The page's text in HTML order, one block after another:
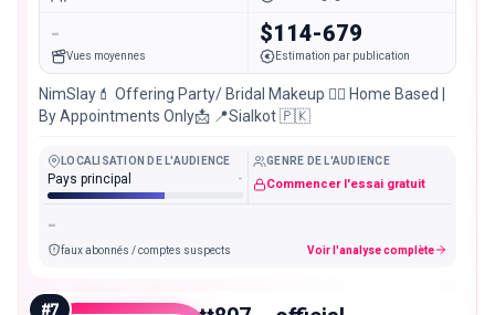
-
Vues moyennes
$114-679
Estimation par publication
NimSlay💄 Offering Party/ Bridal Makeup 👰‍♀️ Home Based |
By Appointments Only📩 📍Sialkot 🇵🇰
LOCALISATION DE L'AUDIENCE
Pays principal -
GENRE DE L'AUDIENCE
Commencer l'essai gratuit
-
faux abonnés / comptes suspects Voir l'analyse complète
#7